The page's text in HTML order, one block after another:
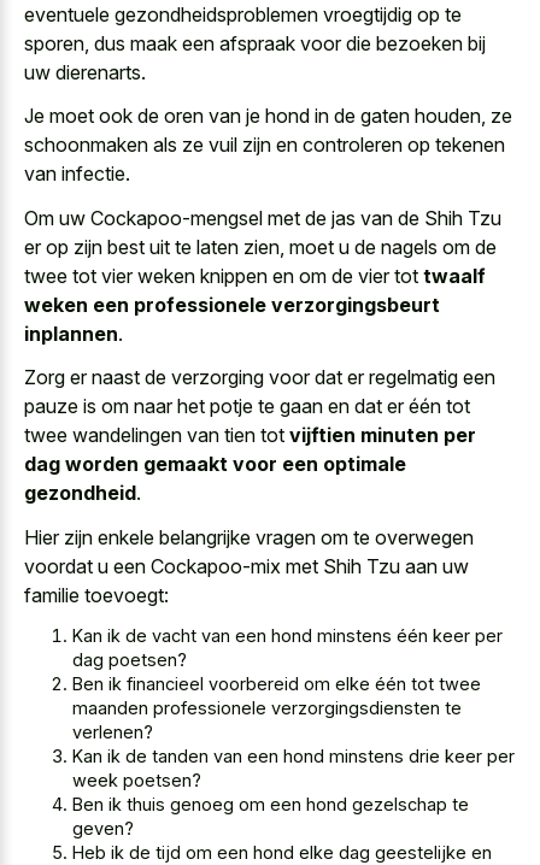
eventuele gezondheidsproblemen vroegtijdig op te
sporen, dus maak een afspraak voor die bezoeken bij
uw dierenarts.
Je moet ook de oren van je hond in de gaten houden, ze
schoonmaken als ze vuil zijn en controleren op tekenen
van infectie.
Om uw Cockapoo-mengsel met de jas van de Shih Tzu
er op zijn best uit te laten zien, moet u de nagels om de
twee tot vier weken knippen en om de vier tot twaalf
weken een professionele verzorgingsbeurt
inplannen.
Zorg er naast de verzorging voor dat er regelmatig een
pauze is om naar het potje te gaan en dat er één tot
twee wandelingen van tien tot vijftien minuten per
dag worden gemaakt voor een optimale
gezondheid.
Hier zijn enkele belangrijke vragen om te overwegen
voordat u een Cockapoo-mix met Shih Tzu aan uw
familie toevoegt:
Kan ik de vacht van een hond minstens één keer per
dag poetsen?
Ben ik financieel voorbereid om elke één tot twee
maanden professionele verzorgingsdiensten te
verlenen?
Kan ik de tanden van een hond minstens drie keer per
week poetsen?
Ben ik thuis genoeg om een hond gezelschap te
geven?
Heb ik de tijd om een hond elke dag geestelijke en